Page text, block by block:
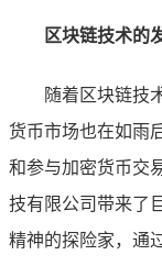
区块链技术的
随着区块链技
货币市场也在如雨
和参与加密货币交
技有限公司带来了
精神的探险家，通